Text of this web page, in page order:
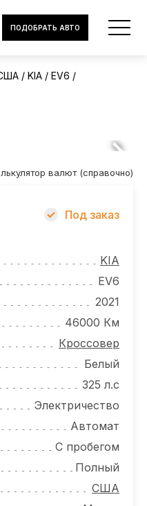
ПОДОБРАТЬ АВТО
KIA
EV6
валют (справочно)
Под заказ
KIA
EV6
2021
46000 Км
Кроссовер
Белый
325 л.с
Электричество
Автомат
С пробегом
Полный
США